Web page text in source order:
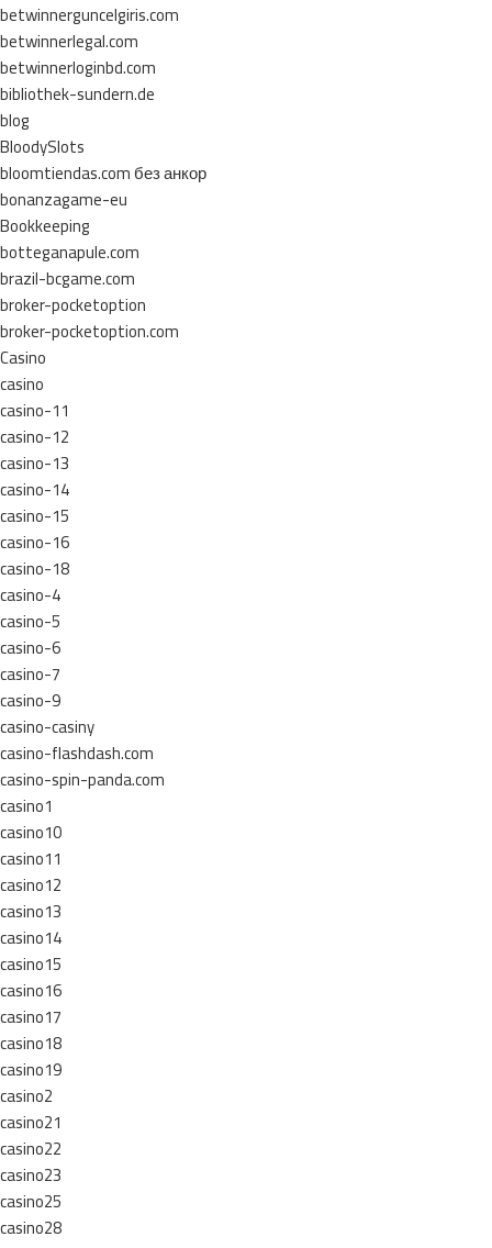
betwinnerguncelgiris.com
betwinnerlegal.com
betwinnerloginbd.com
bibliothek-sundern.de
blog
BloodySlots
bloomtiendas.com без анкор
bonanzagame-eu
Bookkeeping
botteganapule.com
brazil-bcgame.com
broker-pocketoption
broker-pocketoption.com
Casino
casino
casino-11
casino-12
casino-13
casino-14
casino-15
casino-16
casino-18
casino-4
casino-5
casino-6
casino-7
casino-9
casino-casiny
casino-flashdash.com
casino-spin-panda.com
casino1
casino10
casino11
casino12
casino13
casino14
casino15
casino16
casino17
casino18
casino19
casino2
casino21
casino22
casino23
casino25
casino28